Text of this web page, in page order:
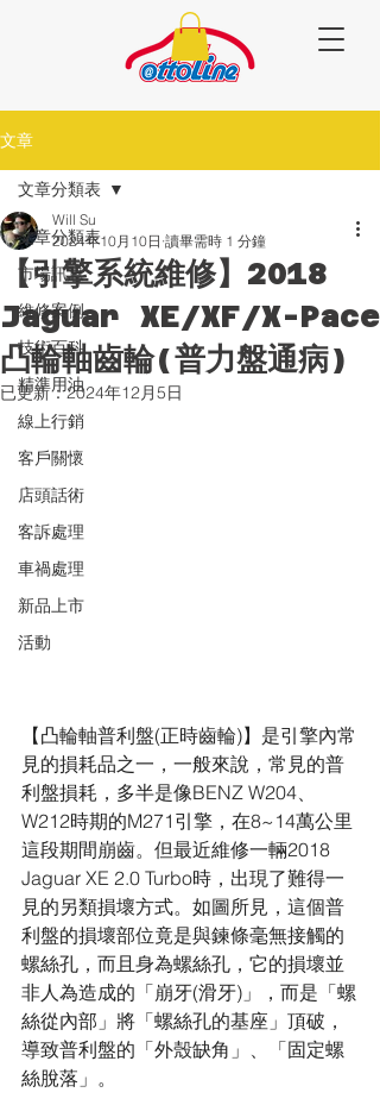
文章
文章分類表
市場訊息
維修案例
技術百科
精準用油
線上行銷
客戶關懷
店頭話術
客訴處理
車禍處理
新品上市
活動
文章分類表
【引擎系統維修】2018
Jaguar XE/XF/X-Pace
凸輪軸齒輪(普力盤通病)
Will Su
2024年10月10日 讀畢需時 1 分鐘
已更新：2024年12月5日
【凸輪軸普利盤(正時齒輪)】是引擎內常
見的損耗品之一，一般來說，常見的普
利盤損耗，多半是像BENZ W204、
W212時期的M271引擎，在8~14萬公里
這段期間崩齒。但最近維修一輛2018
Jaguar XE 2.0 Turbo時，出現了難得一
見的另類損壞方式。如圖所見，這個普
利盤的損壞部位竟是與鍊條毫無接觸的
螺絲孔，而且身為螺絲孔，它的損壞並
非人為造成的「崩牙(滑牙)」，而是「螺
絲從內部」將「螺絲孔的基座」頂破，
導致普利盤的「外殼缺角」、「固定螺
絲脫落」。